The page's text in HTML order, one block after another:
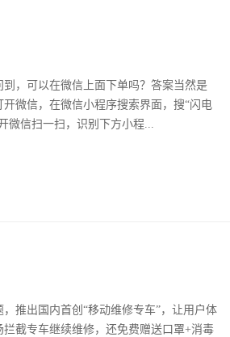
，可以在微信上面下单吗？答案当然是
微信，在微信小程序搜索界面，搜“闪电
微信扫一扫，识别下方小程...
推出国内首创“移动维修专车”，让用户体
截专车继续维修，还免费赠送口罩+消毒